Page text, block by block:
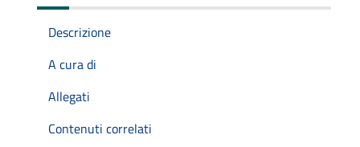
Descrizione
A cura di
Allegati
Contenuti correlati